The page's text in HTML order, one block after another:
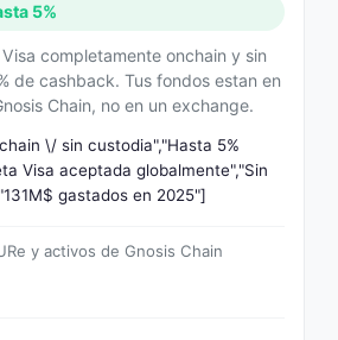
5%
completamente onchain y sin
de cashback. Tus fondos estan en
Chain, no en un exchange.
\/ sin custodia","Hasta 5%
Visa aceptada globalmente","Sin
gastados en 2025"]
y activos de Gnosis Chain